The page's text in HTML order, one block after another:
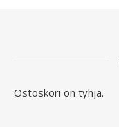
Ostoskori on tyhjä.